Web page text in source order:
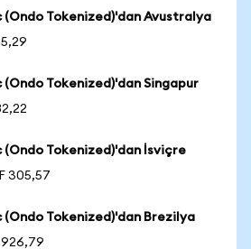
Tokenized)'dan Avustralya
Tokenized)'dan Singapur
Tokenized)'dan İsviçre
305,57
Tokenized)'dan Brezilya